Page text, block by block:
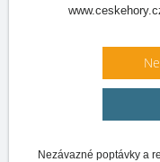
Nezávazné poptávky a